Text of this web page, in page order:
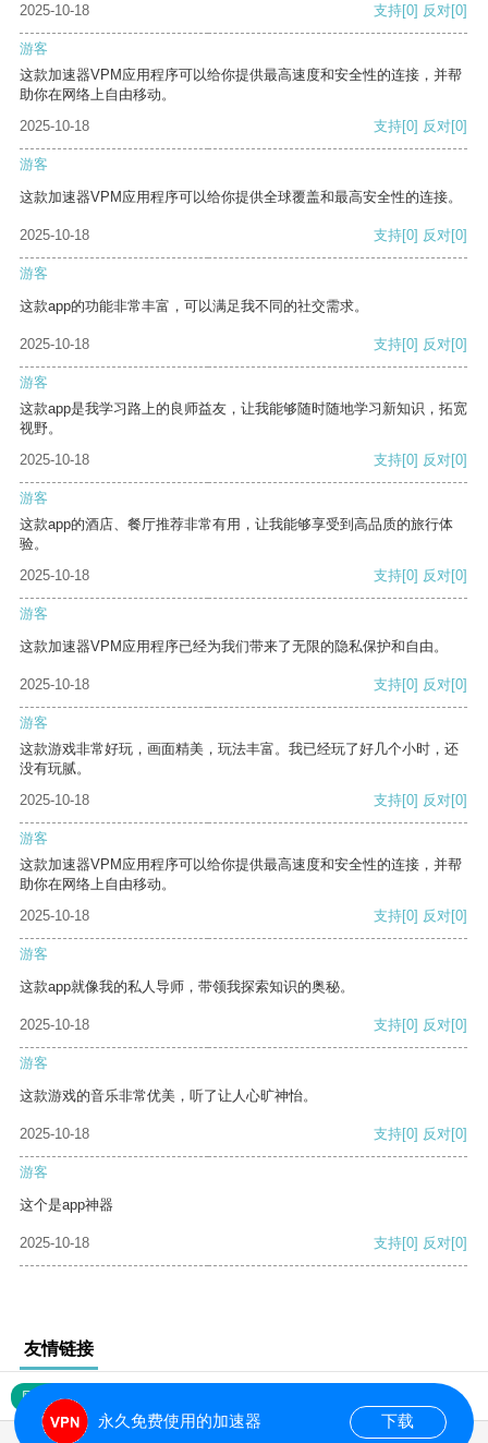
2025-10-18
支持[0] 反对[0]
游客
这款加速器VPM应用程序可以给你提供最高速度和安全性的连接，并帮
助你在网络上自由移动。
2025-10-18
支持[0] 反对[0]
游客
这款加速器VPM应用程序可以给你提供全球覆盖和最高安全性的连接。
2025-10-18 支持[0] 反对[0]
游客
这款app的功能非常丰富，可以满足我不同的社交需求。
2025-10-18 支持[0] 反对[0]
游客
这款app是我学习路上的良师益友，让我能够随时随地学习新知识，拓宽
视野。
2025-10-18
支持[0] 反对[0]
游客
这款app的酒店、餐厅推荐非常有用，让我能够享受到高品质的旅行体
验。
2025-10-18
支持[0] 反对[0]
游客
这款加速器VPM应用程序已经为我们带来了无限的隐私保护和自由。
2025-10-18 支持[0] 反对[0]
游客
这款游戏非常好玩，画面精美，玩法丰富。我已经玩了好几个小时，还
没有玩腻。
2025-10-18
支持[0] 反对[0]
游客
这款加速器VPM应用程序可以给你提供最高速度和安全性的连接，并帮
助你在网络上自由移动。
2025-10-18
支持[0] 反对[0]
游客
这款app就像我的私人导师，带领我探索知识的奥秘。
2025-10-18 支持[0] 反对[0]
游客
这款游戏的音乐非常优美，听了让人心旷神怡。
2025-10-18 支持[0] 反对[0]
游客
这个是app神器
2025-10-18 支持[0] 反对[0]
友情链接
网站地图
永久免费使用的加速器 下载